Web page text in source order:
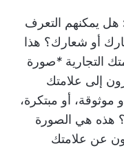
هل يمكنهم التعرف
أو شعارك؟ هذا
التجارية *صورة
إلى علامتك
موثوقة، أو مبتكرة،
هذه هي الصورة
عن علامتك